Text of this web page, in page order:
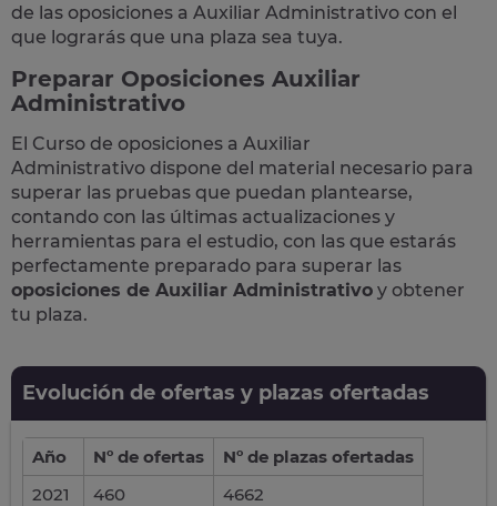
de las oposiciones a Auxiliar Administrativo con el
que lograrás que una plaza sea tuya.
Preparar Oposiciones Auxiliar
Administrativo
El Curso de oposiciones a Auxiliar
Administrativo dispone del material necesario para
superar las pruebas que puedan plantearse,
contando con las últimas actualizaciones y
herramientas para el estudio, con las que estarás
perfectamente preparado para superar las
oposiciones de Auxiliar Administrativo y obtener
tu plaza.
Evolución de ofertas y plazas ofertadas
Año Nº de ofertas
Nº de plazas ofertadas
2021
460
4662